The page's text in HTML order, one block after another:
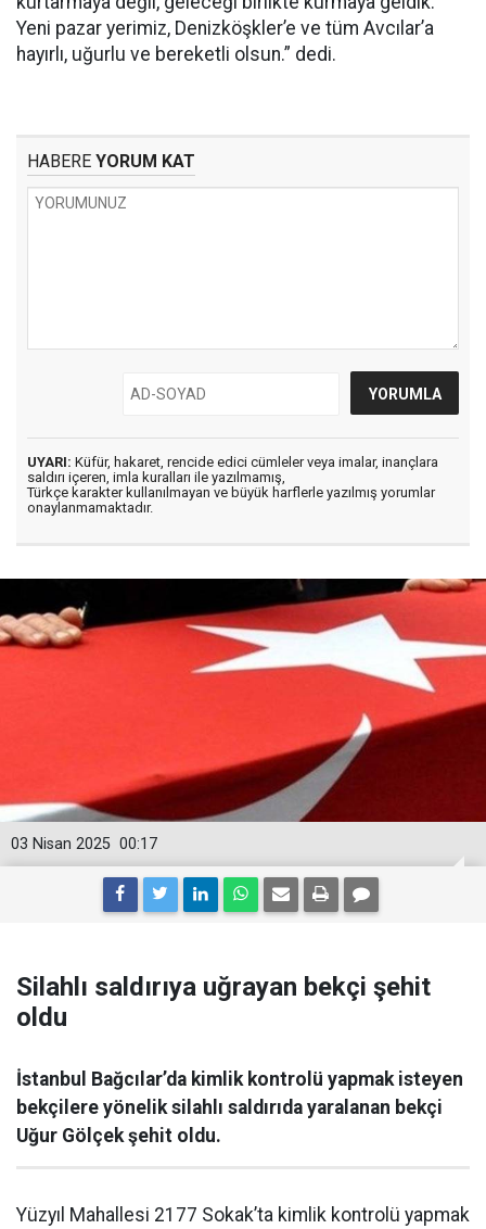
Yeni pazar yerimiz, Denizköşkler’e ve tüm Avcılar’a
hayırlı, uğurlu ve bereketli olsun.” dedi.
HABERE YORUM KAT
UYARI: Küfür, hakaret, rencide edici cümleler veya imalar, inançlara
saldırı içeren, imla kuralları ile yazılmamış,
Türkçe karakter kullanılmayan ve büyük harflerle yazılmış yorumlar
onaylanmamaktadır.
00:17
03 Nisan 2025
Silahlı saldırıya uğrayan bekçi şehit
oldu
İstanbul Bağcılar’da kimlik kontrolü yapmak isteyen
bekçilere yönelik silahlı saldırıda yaralanan bekçi
Uğur Gölçek şehit oldu.
Yüzyıl Mahallesi 2177 Sokak’ta kimlik kontrolü yapmak